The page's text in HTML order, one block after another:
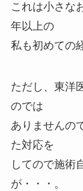
これは小さな
年以上の
私も初めての
ただし、東洋
のでは
ありませんの
た対応を
してので施術
が・・・。